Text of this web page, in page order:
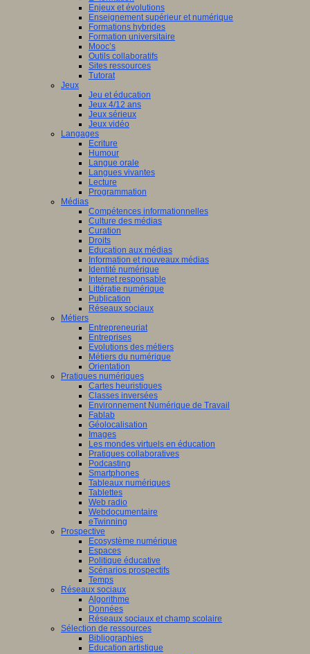
Enjeux et évolutions
Enseignement supérieur et numérique
Formations hybrides
Formation universitaire
Mooc’s
Outils collaboratifs
Sites ressources
Tutorat
Jeux
Jeu et éducation
Jeux 4/12 ans
Jeux sérieux
Jeux vidéo
Langages
Ecriture
Humour
Langue orale
Langues vivantes
Lecture
Programmation
Médias
Compétences informationnelles
Culture des médias
Curation
Droits
Education aux médias
Information et nouveaux médias
Identité numérique
Internet responsable
Littératie numérique
Publication
Réseaux sociaux
Métiers
Entrepreneuriat
Entreprises
Evolutions des métiers
Métiers du numérique
Orientation
Pratiques numériques
Cartes heuristiques
Classes inversées
Environnement Numérique de Travail
Fablab
Géolocalisation
Images
Les mondes virtuels en éducation
Pratiques collaboratives
Podcasting
Smartphones
Tableaux numériques
Tablettes
Web radio
Webdocumentaire
eTwinning
Prospective
Ecosystème numérique
Espaces
Politique éducative
Scénarios prospectifs
Temps
Réseaux sociaux
Algorithme
Données
Réseaux sociaux et champ scolaire
Sélection de ressources
Bibliographies
Education artistique